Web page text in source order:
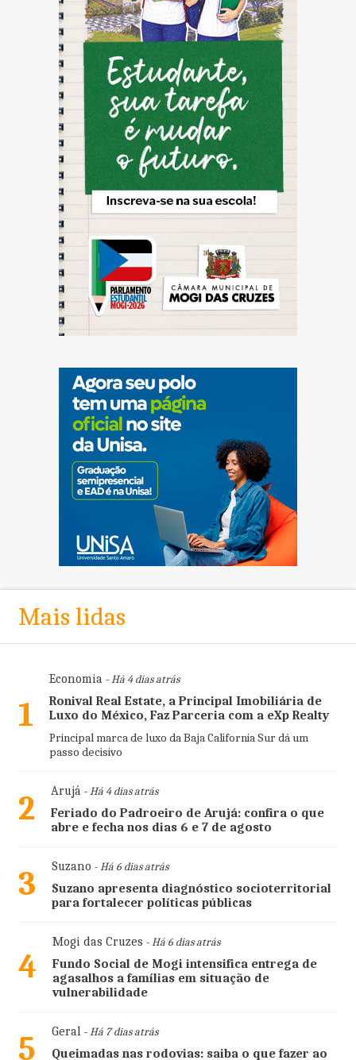
Mais lidas
1
Economia- Há 4 dias atrás
Ronival Real Estate, a Principal Imobiliária de
Luxo do México, Faz Parceria com a eXp Realty
Principal marca de luxo da Baja California Sur dá um
passo decisivo
2 Arujá- Há 4 dias atrás
Feriado do Padroeiro de Arujá: confira o que
abre e fecha nos dias 6 e 7 de agosto
3 Suzano - Há 6 dias atrás
Suzano apresenta diagnóstico socioterritorial
para fortalecer políticas públicas
4
Mogi das Cruzes - Há 6 dias atrás
Fundo Social de Mogi intensifica entrega de
agasalhos a famílias em situação de
vulnerabilidade
5 Geral- Há 7 dias atrás
Queimadas nas rodovias: saiba o que fazer ao